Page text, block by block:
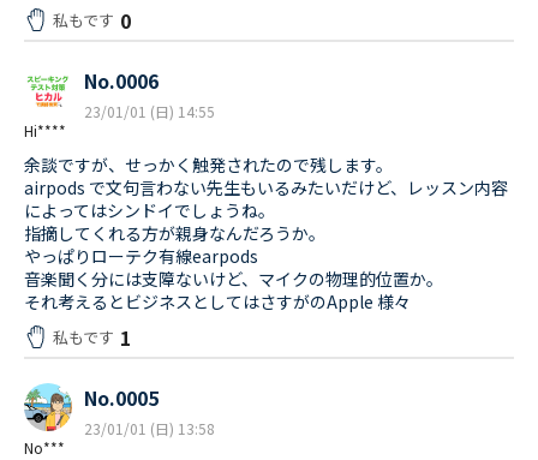
私もです 0
Hi****
No.0006
23/01/01 (日) 14:55
余談ですが、せっかく触発されたので残します。
airpods で文句言わない先生もいるみたいだけど、レッスン内容
によってはシンドイでしょうね。
指摘してくれる方が親身なんだろうか。
やっぱりローテク有線earpods
音楽聞く分には支障ないけど、マイクの物理的位置か。
それ考えるとビジネスとしてはさすがのApple 様々
私もです 1
No***
No.0005
23/01/01 (日) 13:58